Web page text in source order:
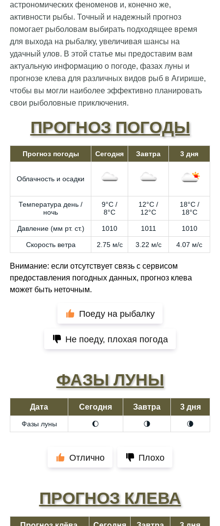
астрономических феноменов и, конечно же,
активности рыбы. Точный и надежный прогноз
помогает рыболовам выбирать подходящее время
для выхода на рыбалку, увеличивая шансы на
удачный улов. В этой статье мы предоставим вам
актуальную информацию о погоде, фазах луны и
прогнозе клева для различных видов рыб в Агирише,
чтобы вы могли наиболее эффективно планировать
свои рыболовные приключения.
ПРОГНОЗ ПОГОДЫ
Прогноз погоды Сегодня Завтра 3 дня
Облачность и осадки
Температура день /
ночь
9°C /
8°C
12°C /
12°C
18°C /
18°C
Давление (мм рт. ст.) 1010 1011 1010
Скорость ветра 2.75 м/с 3.22 м/с 4.07 м/с
Внимание: если отсутствует связь с сервисом
предоставления погодных данных, прогноз клева
может быть неточным.
Поеду на рыбалку
Не поеду, плохая погода
ФАЗЫ ЛУНЫ
Дата Сегодня Завтра 3 дня
Фазы луны 🌔 🌗 🌘
Отлично Плохо
ПРОГНОЗ КЛЕВА